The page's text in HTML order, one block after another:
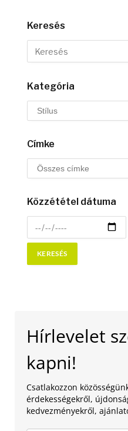
Keresés
Kategória
Címke
Közzététel dátuma
Hírlevelet
kapni!
Csatlakozzon
érdekességekről,
kedvezményekről,